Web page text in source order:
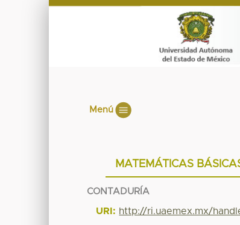
Menú
MATEMÁTICAS
CONTADURÍA
URI: http://ri.uaemex.mx/